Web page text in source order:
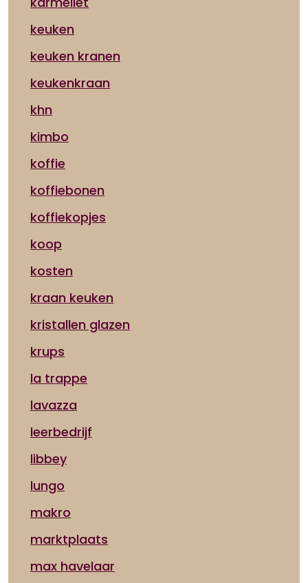
keuken
keuken kranen
keukenkraan
khn
kimbo
koffie
koffiebonen
koffiekopjes
koop
kosten
kraan keuken
kristallen glazen
krups
la trappe
lavazza
leerbedrijf
libbey
lungo
makro
marktplaats
max havelaar